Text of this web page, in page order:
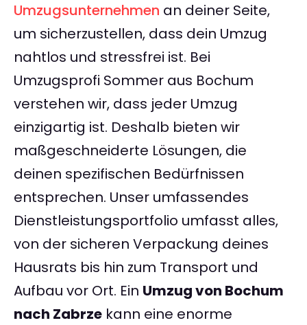
Umzugsunternehmen an deiner Seite,
um sicherzustellen, dass dein Umzug
nahtlos und stressfrei ist. Bei
Umzugsprofi Sommer aus Bochum
verstehen wir, dass jeder Umzug
einzigartig ist. Deshalb bieten wir
maßgeschneiderte Lösungen, die
deinen spezifischen Bedürfnissen
entsprechen. Unser umfassendes
Dienstleistungsportfolio umfasst alles,
von der sicheren Verpackung deines
Hausrats bis hin zum Transport und
Aufbau vor Ort. Ein Umzug von Bochum
nach Zabrze kann eine enorme